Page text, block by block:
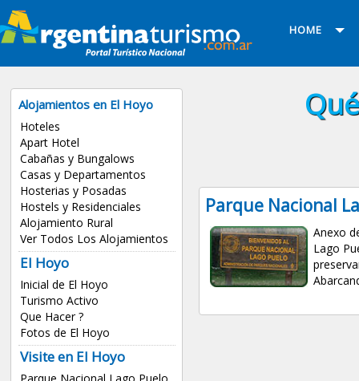
HOME
Alojamientos en El Hoyo
Hoteles
Apart Hotel
Cabañas y Bungalows
Casas y Departamentos
Hosterias y Posadas
Hostels y Residenciales
Alojamiento Rural
Ver Todos Los Alojamientos
El Hoyo
Inicial de El Hoyo
Turismo Activo
Que Hacer ?
Fotos de El Hoyo
Visite en El Hoyo
Parque Nacional Lago Puelo
Parque Nacional
Anexo
Lago